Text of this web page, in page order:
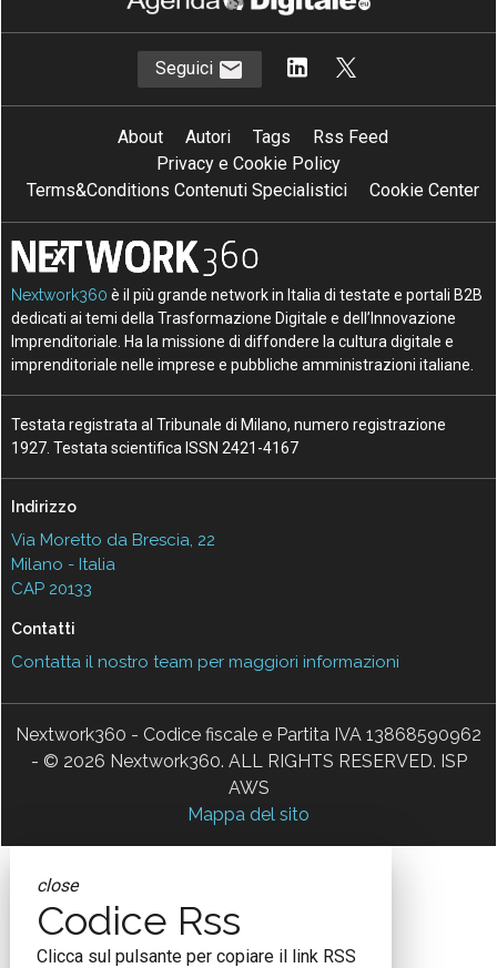
Seguici
About Autori Tags
Rss Feed
Privacy e Cookie Policy
Terms&Conditions Contenuti Specialistici
Cookie Center
Nextwork360 è il più grande network in Italia di testate e portali B2B
dedicati ai temi della Trasformazione Digitale e dell’Innovazione
Imprenditoriale. Ha la missione di diffondere la cultura digitale e
imprenditoriale nelle imprese e pubbliche amministrazioni italiane.
Testata registrata al Tribunale di Milano, numero registrazione
1927. Testata scientifica ISSN 2421-4167
Indirizzo
Via Moretto da Brescia, 22
Milano - Italia
CAP 20133
Contatti
Contatta il nostro team per maggiori informazioni
Nextwork360 - Codice fiscale e Partita IVA 13868590962
- © 2026 Nextwork360. ALL RIGHTS RESERVED. ISP
AWS
Mappa del sito
close
Codice Rss
Clicca sul pulsante per copiare il link RSS